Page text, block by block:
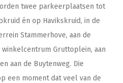
twee parkeerplaatsen tot
én op Havikskruid, in de
Stammerhove, aan de
winkelcentrum Gruttoplein, aan
aan de Buytenweg. Die
een moment dat veel van de